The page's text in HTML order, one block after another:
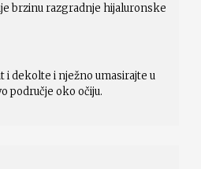
brzinu razgradnje hijaluronske
i dekolte i nježno umasirajte u
područje oko očiju.